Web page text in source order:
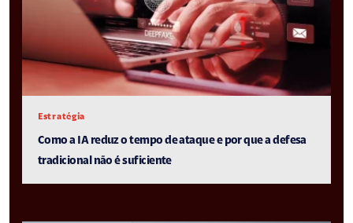
Estratégia
Como a IA reduz o tempo de ataque e por que a defesa
tradicional não é suficiente